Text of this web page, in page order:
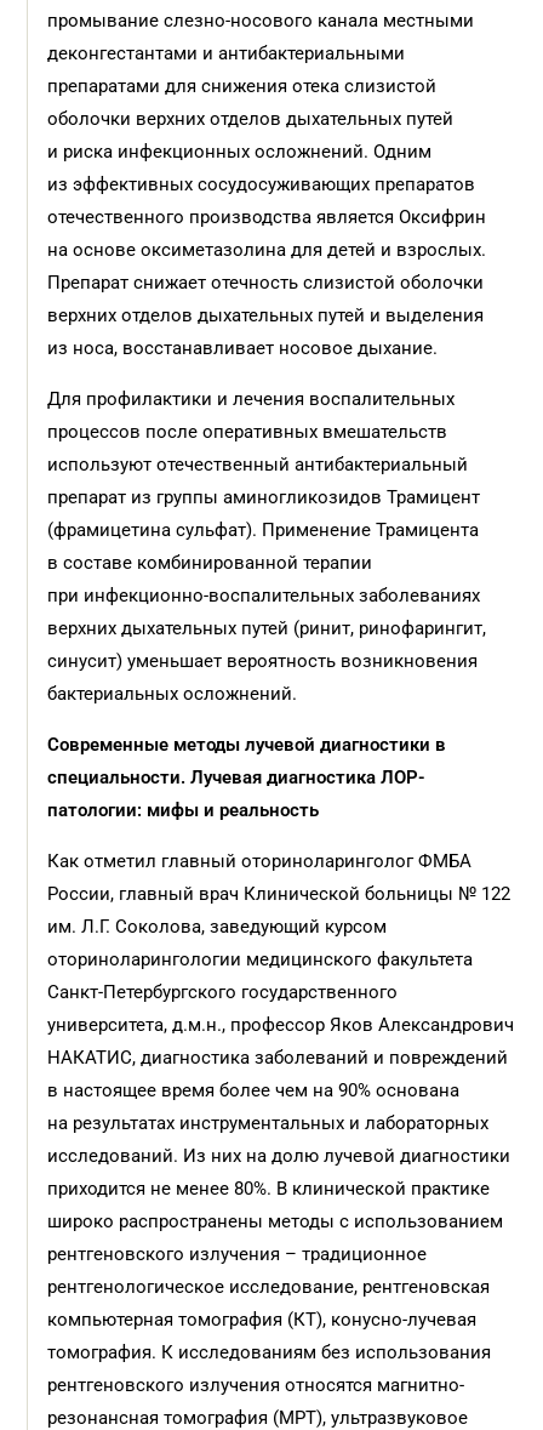
промывание слезно-носового канала местными
деконгестантами и антибактериальными
препаратами для снижения отека слизистой
оболочки верхних отделов дыхательных путей
и риска инфекционных осложнений. Одним
из эффективных сосудосуживающих препаратов
отечественного производства является Оксифрин
на основе оксиметазолина для детей и взрослых.
Препарат снижает отечность слизистой оболочки
верхних отделов дыхательных путей и выделения
из носа, восстанавливает носовое дыхание.
Для профилактики и лечения воспалительных
процессов после оперативных вмешательств
используют отечественный антибактериальный
препарат из группы аминогликозидов Трамицент
(фрамицетина сульфат). Применение Трамицента
в составе комбинированной терапии
при инфекционно-воспалительных заболеваниях
верхних дыхательных путей (ринит, ринофарингит,
синусит) уменьшает вероятность возникновения
бактериальных осложнений.
Современные методы лучевой диагностики в
специальности. Лучевая диагностика ЛОР-
патологии: мифы и реальность
Как отметил главный оториноларинголог ФМБА
России, главный врач Клинической больницы № 122
им. Л.Г. Соколова, заведующий курсом
оториноларингологии медицинского факультета
Санкт-Петербургского государственного
университета, д.м.н., профессор Яков Александрович
НАКАТИС, диагностика заболеваний и повреждений
в настоящее время более чем на 90% основана
на результатах инструментальных и лабораторных
исследований. Из них на долю лучевой диагностики
приходится не менее 80%. В клинической практике
широко распространены методы с использованием
рентгеновского излучения – традиционное
рентгенологическое исследование, рентгеновская
компьютерная томография (КТ), конусно-лучевая
томография. К исследованиям без использования
рентгеновского излучения относятся магнитно-
резонансная томография (МРТ), ультразвуковое